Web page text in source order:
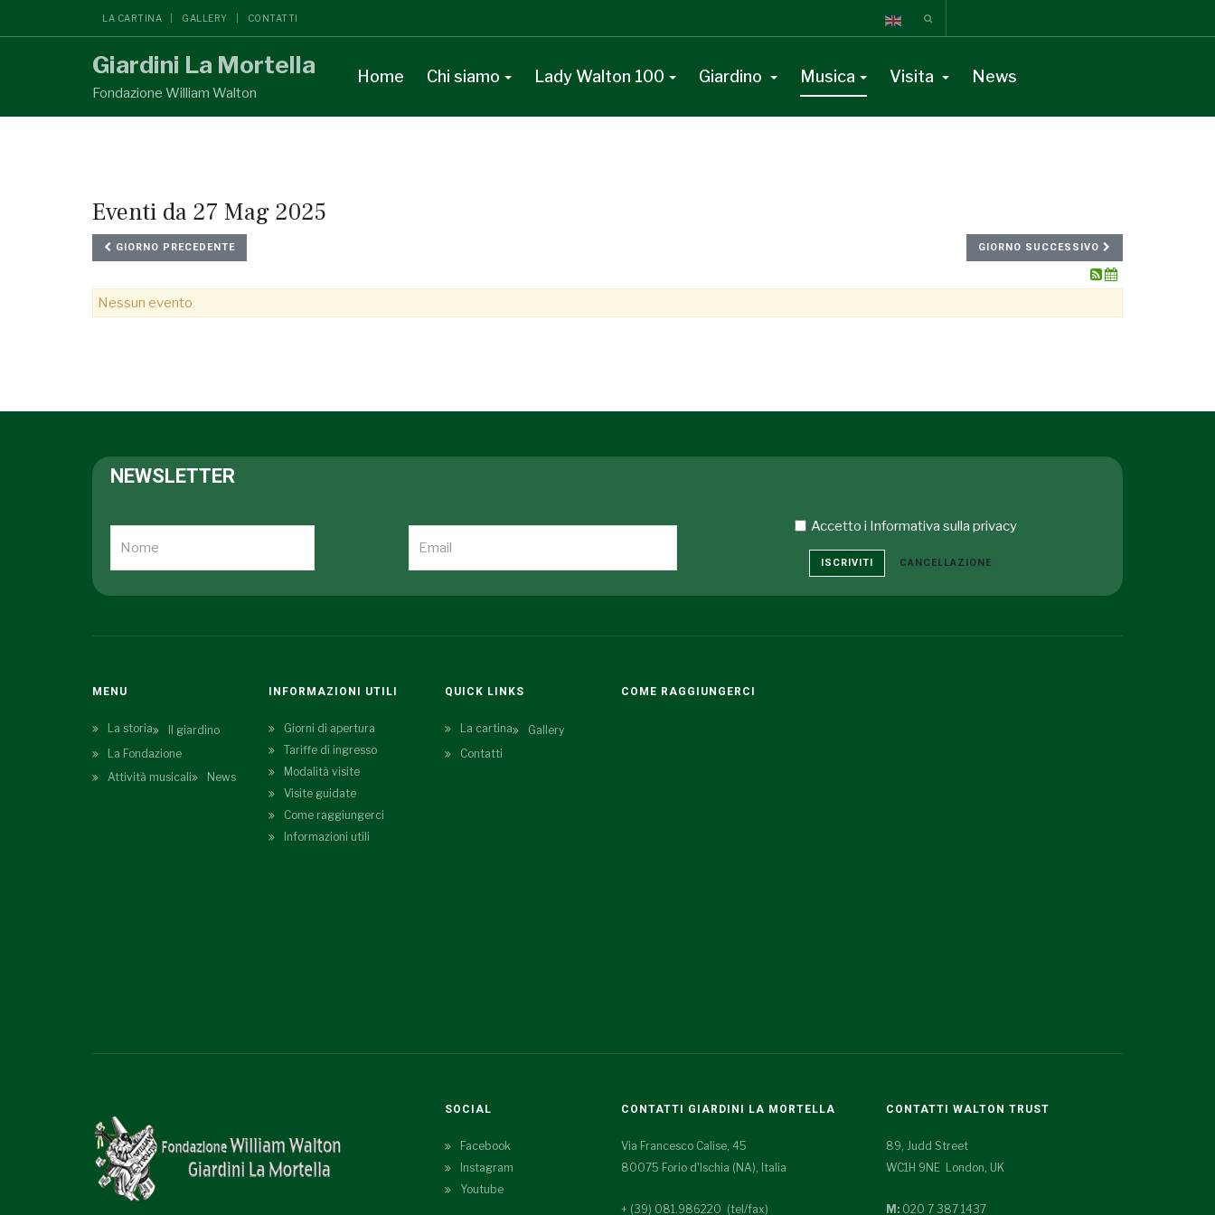
LA CARTINA GALLERY CONTATTI
Giardini La Mortella
Fondazione William Walton
Home Chi siamo Lady Walton 100 Giardino Musica Visita News
Eventi da 27 Mag 2025
GIORNO PRECEDENTE GIORNO SUCCESSIVO
Nessun evento
NEWSLETTER
Accetto i Informativa sulla privacy
ISCRIVITI CANCELLAZIONE
MENU
La storia
Il giardino
La Fondazione
Attività musicali
News
INFORMAZIONI UTILI
Giorni di apertura
Tariffe di ingresso
Modalità visite
Visite guidate
Come raggiungerci
Informazioni utili
QUICK LINKS
La cartina
Gallery
Contatti
COME RAGGIUNGERCI
SOCIAL
Facebook
Instagram
Youtube
CONTATTI GIARDINI LA MORTELLA
Via Francesco Calise, 45
80075 Forio d'Ischia (NA), Italia
+ (39) 081.986220 (tel/fax)
CONTATTI WALTON TRUST
89, Judd Street
WC1H 9NE London, UK
M:020 7 387 1437